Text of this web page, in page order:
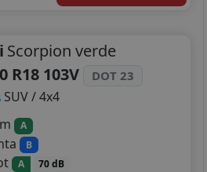
Scorpion verde
R18 103V
DOT 23
SUV / 4x4
A
B
A 70 dB